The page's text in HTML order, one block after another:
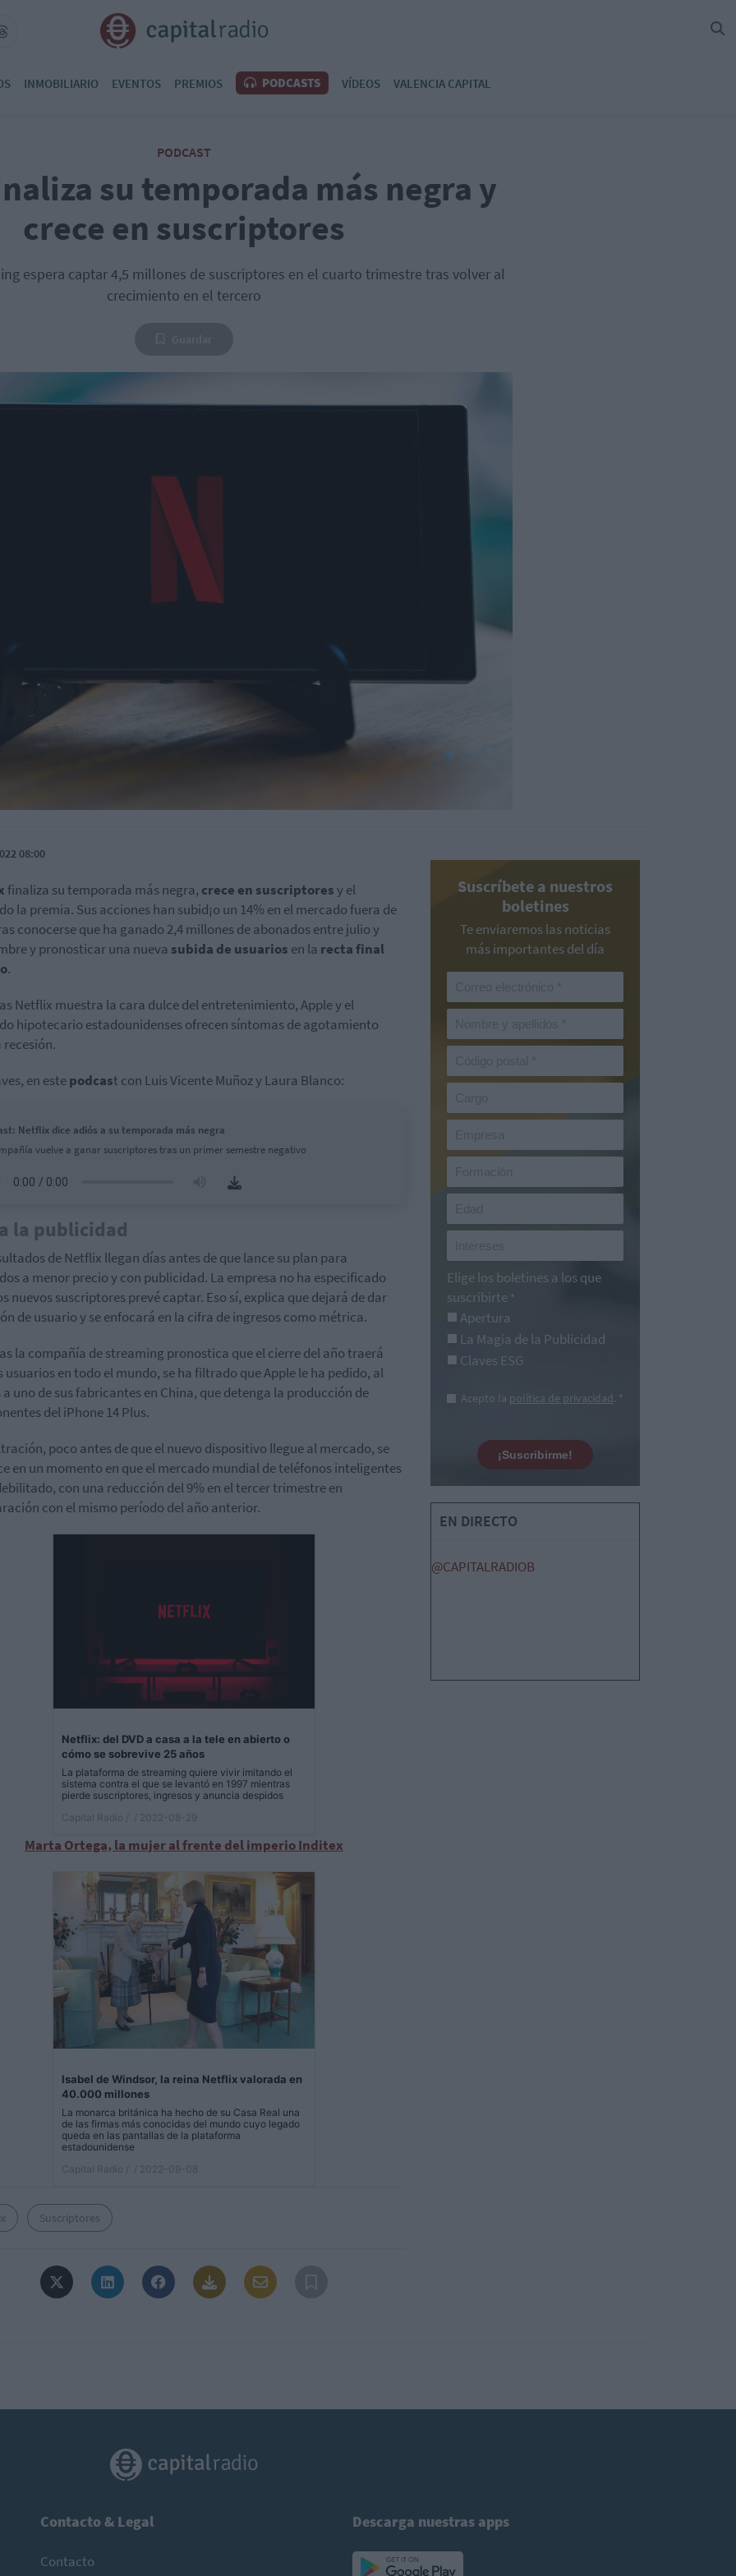
INMOBILIARIO EVENTOS PREMIOS PODCASTS VÍDEOS VALENCIA CAPITAL
PODCAST
su temporada más negra y
crece en suscriptores
espera captar 4,5 millones de suscriptores en el cuarto trimestre tras volver al
crecimiento en el tercero
08:00
finaliza su temporada más negra, crece en suscriptoresy el
la premia. Sus acciones han subid¡o un 14% en el mercado fuera de
conocerse que ha ganado 2,4 millones de abonados entre julio y
y pronosticar una nueva subida de usuarios en la recta final
.
Netflix muestra la cara dulce del entretenimiento, Apple y el
hipotecario estadounidenses ofrecen síntomas de agotamiento
recesión.
en estepodcast con Luis Vicente Muñoz y Laura Blanco:
Netflix dice adiós a su temporada más negra
vuelve a ganar suscriptores tras un primer semestre negativo
la publicidad
de Netflix llegan días antes de que lance su plan para
a menor precio y con publicidad. La empresa no ha especificado
nuevos suscriptores prevé captar. Eso sí, explica que dejará de dar
de usuario y se enfocará en la cifra de ingresos como métrica.
la compañía de streaming pronostica que el cierre del año traerá
usuarios en todo el mundo, se ha filtrado que Apple le ha pedido, al
a uno de sus fabricantes en China, que detenga la producción de
del iPhone 14 Plus.
poco antes de que el nuevo dispositivo llegue al mercado, se
en un momento en que el mercado mundial de teléfonos inteligentes
con una reducción del 9% en el tercer trimestre en
con el mismo período del año anterior.
Netflix: del DVD a casa a la tele en abierto o
cómo se sobrevive 25 años
La plataforma de streaming quiere vivir imitando el
sistema contra el que se levantó en 1997 mientras
pierde suscriptores, ingresos y anuncia despidos
Capital Radio /
/ 2022-08-29
Marta Ortega, la mujer al frente del imperio Inditex
Isabel de Windsor, la reina Netflix valorada en
40.000 millones
La monarca británica ha hecho de su Casa Real una
de las firmas más conocidas del mundo cuyo legado
queda en las pantallas de la plataforma
estadounidense
Capital Radio /
/ 2022-09-08
Suscriptores
Suscríbete a nuestros
boletines
Te enviaremos las noticias
más importantes del día
Elige los boletines a los que
suscribirte *
Apertura
La Magia de la Publicidad
Claves ESG
Acepto la política de privacidad. *
¡Suscribirme!
EN DIRECTO
@CAPITALRADIOB
Contacto & Legal
Contacto
Descarga nuestras apps